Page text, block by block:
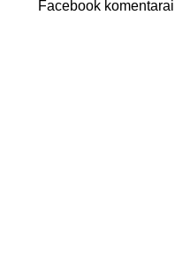
Facebook komentarai